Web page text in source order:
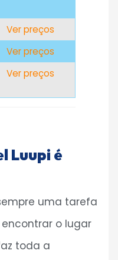
Ver preços
Ver preços
Ver preços
Luupi é
uma tarefa
o lugar
toda a